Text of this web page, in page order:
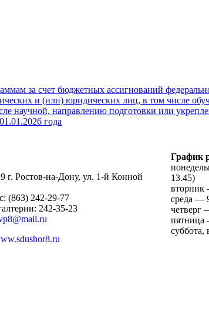
за счет бюджетных ассигнований
и (или) юридических лиц, в том числе
научной, направлению подготовки или
года
г. Ростов-на-Дону, ул. 1-й Конной
(863) 242-29-77
242-35-23
График
13.45)
вторник
среда —
четверг
пятница